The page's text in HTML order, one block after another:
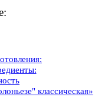
классическая»